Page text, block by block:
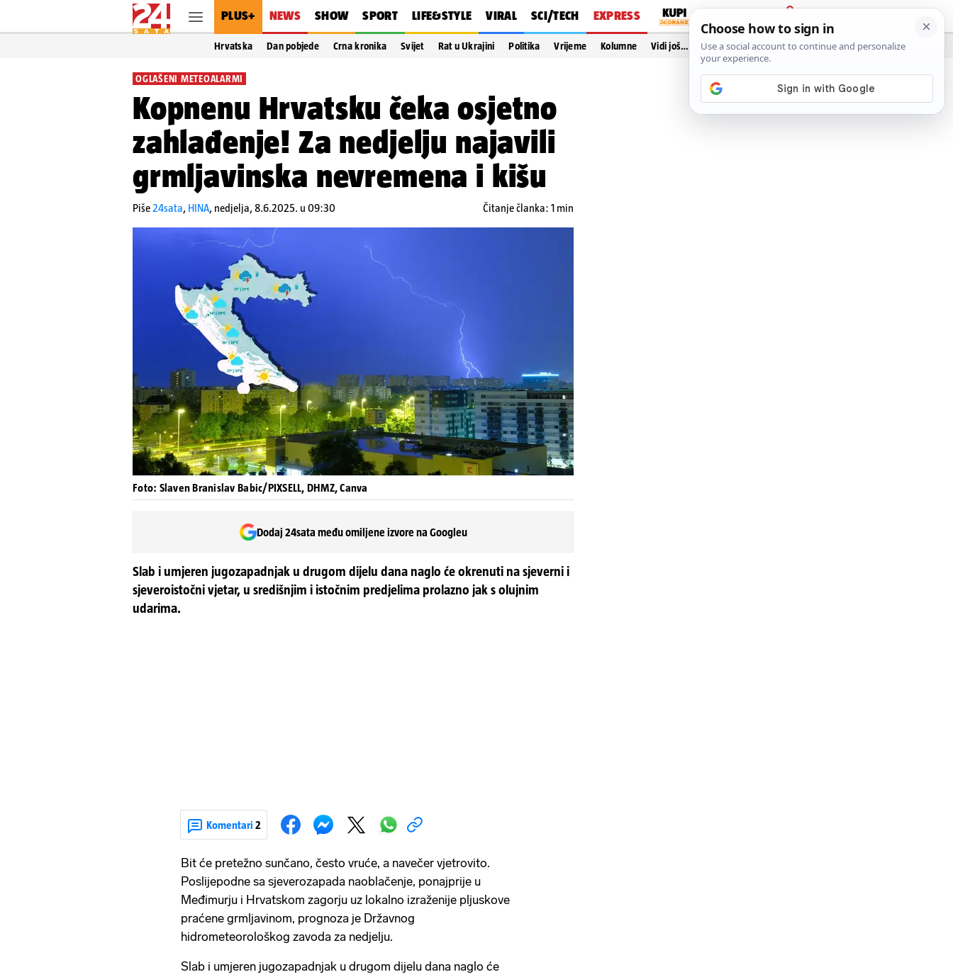
PLUS+ NEWS SHOW SPORT LIFE&STYLE VIRAL SCI/TECH EXPRESS
PRIJAVA
Hrvatska Dan pobjede Crna kronika Svijet Rat u Ukrajini Politika Vrijeme Kolumne Vidi još…
OGLAŠENI METEOALARMI
Kopnenu Hrvatsku čeka osjetno
zahlađenje! Za nedjelju najavili
grmljavinska nevremena i kišu
Piše24sata, HINA, nedjelja, 8.6.2025. u 09:30 Čitanje članka: 1 min
Foto: Slaven Branislav Babic/PIXSELL, DHMZ, Canva
Dodaj 24sata među omiljene izvore na Googleu
Slab i umjeren jugozapadnjak u drugom dijelu dana naglo će okrenuti na sjeverni i
sjeveroistočni vjetar, u središnjim i istočnim predjelima prolazno jak s olujnim
udarima.
Komentari 2
Bit će pretežno sunčano, često vruće, a navečer vjetrovito.
Poslijepodne sa sjeverozapada naoblačenje, ponajprije u
Međimurju i Hrvatskom zagorju uz lokalno izraženije pljuskove
praćene grmljavinom, prognoza je Državnog
hidrometeorološkog zavoda za nedjelju.
Slab i umjeren jugozapadnjak u drugom dijelu dana naglo će